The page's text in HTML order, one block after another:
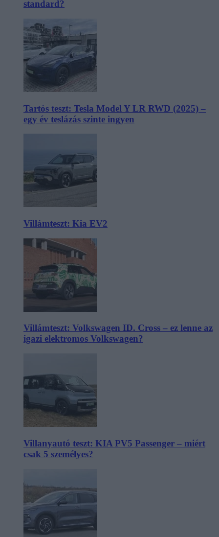
standard?
Tartós teszt: Tesla Model Y LR RWD (2025) –
egy év teslázás szinte ingyen
Villámteszt: Kia EV2
Villámteszt: Volkswagen ID. Cross – ez lenne az
igazi elektromos Volkswagen?
Villanyautó teszt: KIA PV5 Passenger – miért
csak 5 személyes?